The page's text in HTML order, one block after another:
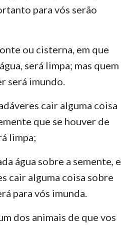
para vós serão
ou cisterna, em que
será limpa; mas quem
será imundo.
cair alguma coisa
que se houver de
limpa;
água sobre a semente, e
cair alguma coisa sobre
para vós imunda.
dos animais de que vos